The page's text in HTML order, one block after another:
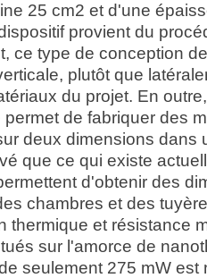
25 cm2 et d'une
provient du
ce type de conception
plutôt que
du projet. En
de fabriquer des
deux dimensions dans
que ce qui existe
d'obtenir des
chambres et des
thermique et résistance
sur l'amorce de
seulement 275 mW est